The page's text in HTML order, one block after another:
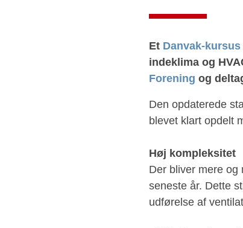
Et Danvak-kursus
indeklima og
Forening og
Den opdaterede
blevet klart opdelt
Høj kompleksitet
Der bliver mere
seneste år. Dette
udførelse af